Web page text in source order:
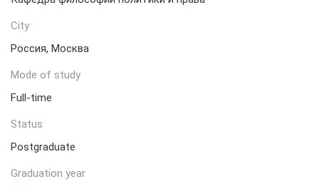
City
Россия, Москва
Mode of study
Full-time
Status
Postgraduate
Graduation year